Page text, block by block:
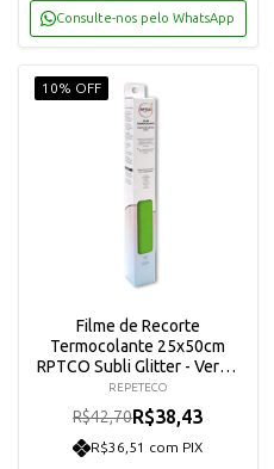
Consulte-nos pelo WhatsApp
10% OFF
Filme de Recorte
Termocolante 25x50cm
RPTCO Subli Glitter - Verde
Neon Arco-íris
REPETECO
R$42,70R$38,43
R$36,51 com PIX